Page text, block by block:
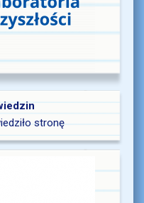
stronę